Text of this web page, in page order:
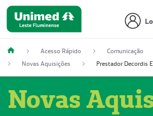
Acesso Rápido
Comunicação
Novas Aquisições
Novas